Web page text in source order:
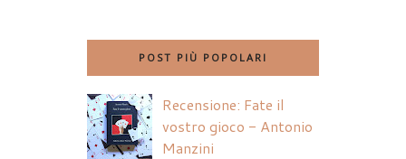
POST PIÙ POPOLARI
Recensione: Fate il
vostro gioco - Antonio
Manzini